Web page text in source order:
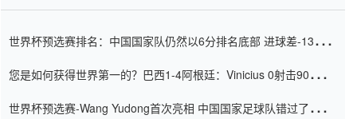
世界杯预选赛排名：中国国家队仍然以6分排名底部 进球差-13令人
您是如何获得世界第一的？巴西1-4阿根廷：Vinicius 0射击90分钟
世界杯预选赛-Wang Yudong首次亮相 中国国家足球队错过了世界